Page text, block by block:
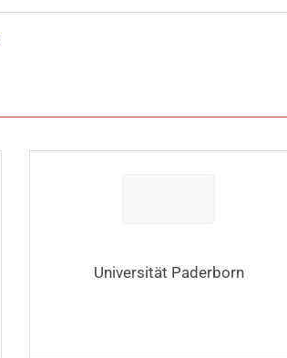
Universität Paderborn